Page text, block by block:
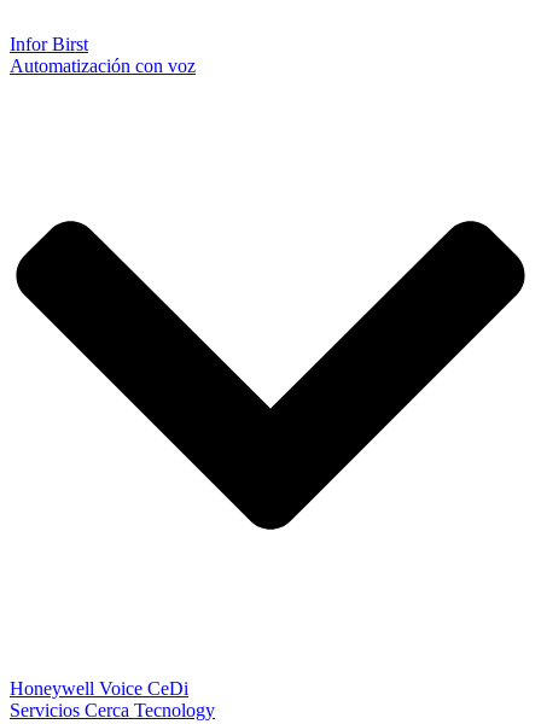
Infor Birst
Automatización con voz
Honeywell Voice CeDi
Servicios Cerca Tecnology